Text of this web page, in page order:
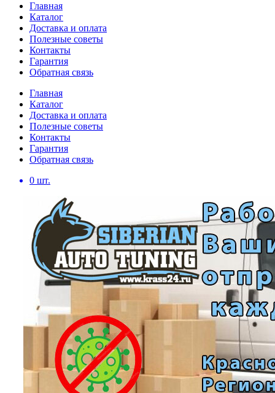
Главная
Каталог
Доставка и оплата
Полезные советы
Контакты
Гарантия
Обратная связь
Главная
Каталог
Доставка и оплата
Полезные советы
Контакты
Гарантия
Обратная связь
0 шт.